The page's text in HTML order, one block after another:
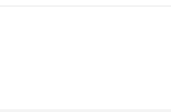
Акрилик Бонд
Тениски